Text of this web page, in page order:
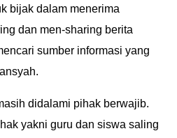
bijak dalam menerima
dan men-sharing berita
sumber informasi yang
didalami pihak berwajib.
yakni guru dan siswa saling